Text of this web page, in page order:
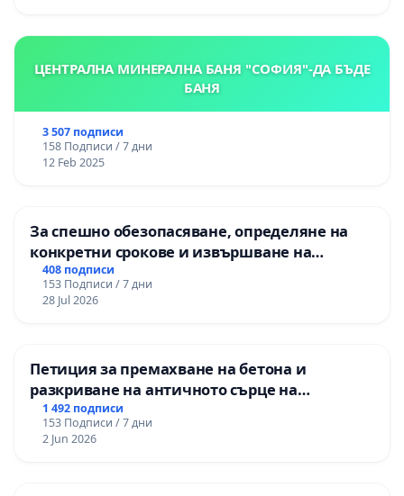
ЦЕНТРАЛНА МИНЕРАЛНА БАНЯ "СОФИЯ"-ДА БЪДЕ
БАНЯ
3 507 подписи
158 Подписи / 7 дни
12 Feb 2025
За спешно обезопасяване, определяне на
конкретни срокове и извършване на
цялостна рехабилитация на
републиканския път между пътен възел АМ
„Тракия“ - гр. Ихтиман - с. Мирово - к.к.
408 подписи
153 Подписи / 7 дни
28 Jul 2026
Петиция за премахване на бетона и
разкриване на античното сърце на
Могиланската могила във Враца
1 492 подписи
153 Подписи / 7 дни
2 Jun 2026